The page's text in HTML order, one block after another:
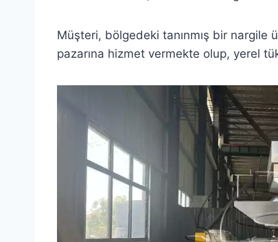
Müşteri, bölgedeki tanınmış bir
pazarına hizmet vermekte olup, yerel